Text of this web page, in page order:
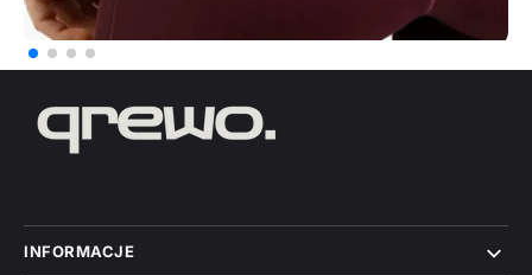
INFORMACJE